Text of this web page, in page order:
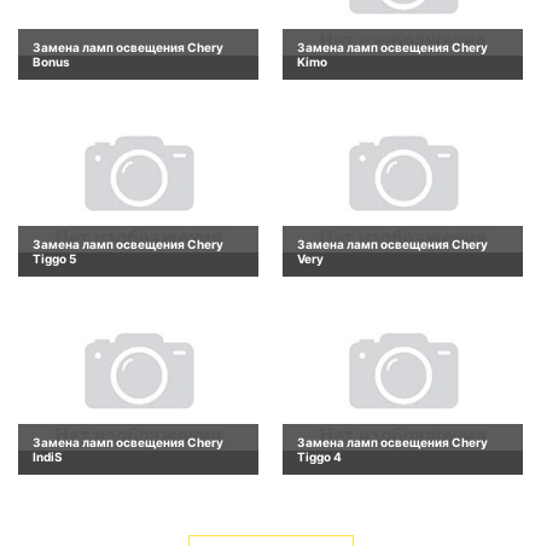
Замена ламп освещения Chery
Bonus
Замена ламп освещения Chery
Kimo
Замена ламп освещения Chery
Tiggo 5
Замена ламп освещения Chery
Very
Замена ламп освещения Chery
IndiS
Замена ламп освещения Chery
Tiggo 4